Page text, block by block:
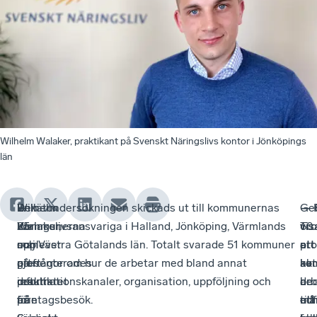
Wilhelm Walaker, praktikant på Svenskt Näringslivs kontor i Jönköpings
län
Den
25
maj
presenterades
resultatet
från
Wilhelm
Walaker,
som
gjort
praktik
på
—
Kommunerna
upplever
att
det
är
Enkätundersökningen skickads ut till kommunernas
näringslivsansvariga i Halland, Jönköping, Värmlands
och Västra Götalands län. Totalt svarade 51 kommuner
på frågor om hur de arbetar med bland annat
informationskanaler, organisation, uppföljning och
företagsbesök.
—
60
av
de
—
att
i
att
ett
—
ett